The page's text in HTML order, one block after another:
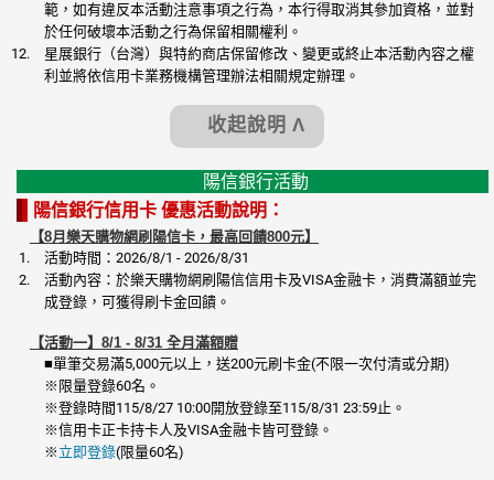
範，如有違反本活動注意事項之行為，本行得取消其參加資格，並對
於任何破壞本活動之行為保留相關權利。
星展銀行（台灣）與特約商店保留修改、變更或終止本活動內容之權
利並將依信用卡業務機構管理辦法相關規定辦理。
收起說明 Λ
陽信銀行活動
陽信銀行信用卡 優惠活動說明：
【8月樂天購物網刷陽信卡，最高回饋800元】
活動時間：2026/8/1 - 2026/8/31
活動內容：於樂天購物網刷陽信信用卡及VISA金融卡，消費滿額並完
成登錄，可獲得刷卡金回饋。
【活動一】8/1 - 8/31 全月滿額贈
■單筆交易滿5,000元以上，送200元刷卡金(不限一次付清或分期)
※限量登錄60名。
※登錄時間115/8/27 10:00開放登錄至115/8/31 23:59止。
※信用卡正卡持卡人及VISA金融卡皆可登錄。
※ 立即登錄(限量60名)